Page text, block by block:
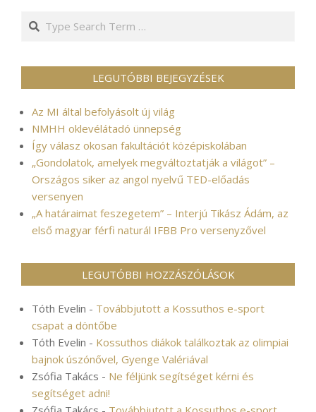
Search
LEGUTÓBBI BEJEGYZÉSEK
Az MI által befolyásolt új világ
NMHH oklevélátadó ünnepség
Így válasz okosan fakultációt középiskolában
„Gondolatok, amelyek megváltoztatják a világot” –
Országos siker az angol nyelvű TED-előadás
versenyen
„A határaimat feszegetem” – Interjú Tikász Ádám, az
első magyar férfi naturál IFBB Pro versenyzővel
LEGUTÓBBI HOZZÁSZÓLÁSOK
Tóth Evelin - Továbbjutott a Kossuthos e-sport
csapat a döntőbe
Tóth Evelin - Kossuthos diákok találkoztak az olimpiai
bajnok úszónővel, Gyenge Valériával
Zsófia Takács - Ne féljünk segítséget kérni és
segítséget adni!